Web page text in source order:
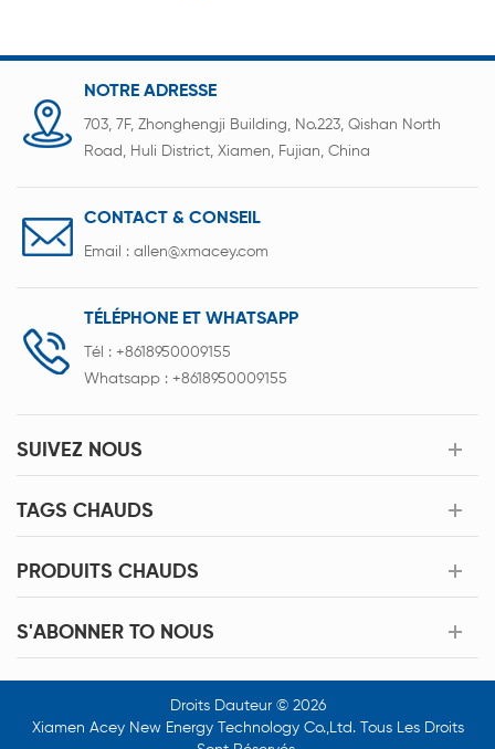
NOTRE ADRESSE
703, 7F, Zhonghengji Building, No.223, Qishan North
Road, Huli District, Xiamen, Fujian, China
CONTACT & CONSEIL
Email : allen@xmacey.com
TÉLÉPHONE ET WHATSAPP
Tél : +8618950009155
Whatsapp : +8618950009155
SUIVEZ NOUS
TAGS CHAUDS
PRODUITS CHAUDS
S'ABONNER TO NOUS
Droits Dauteur © 2026
Xiamen Acey New Energy Technology Co.,Ltd. Tous Les Droits